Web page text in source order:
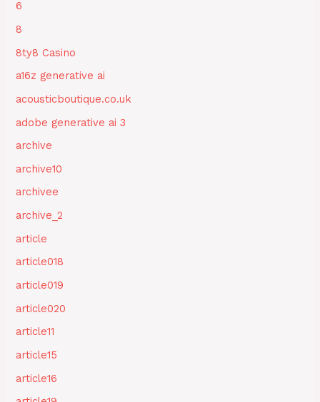
6
8
8ty8 Casino
a16z generative ai
acousticboutique.co.uk
adobe generative ai 3
archive
archive10
archivee
archive_2
article
article018
article019
article020
article11
article15
article16